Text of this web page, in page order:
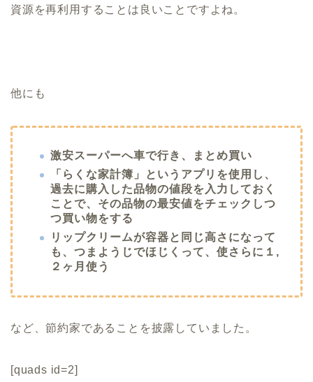
資源を再利用することは良いことですよね。
他にも
激安スーパーへ車で行き、まとめ買い
「らくな家計簿」というアプリを使用し、
過去に購入した品物の値段を入力しておく
ことで、その品物の最安値をチェックしつ
つ買い物をする
リップクリームが容器と同じ高さになって
も、つまようじでほじくって、使さらに１,
２ヶ月使う
など、節約家であることを披露していました。
[quads id=2]